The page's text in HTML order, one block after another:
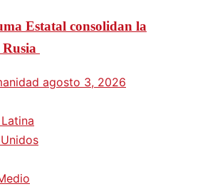
Estatal consolidan la
agosto 3, 2026